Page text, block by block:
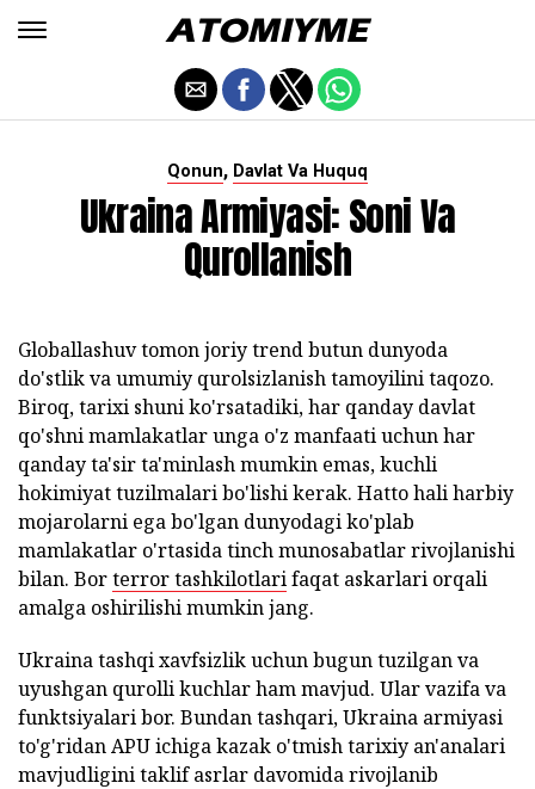
Qonun, Davlat Va Huquq
Ukraina Armiyasi: Soni Va
Qurollanish
Globallashuv tomon joriy trend butun dunyoda
do'stlik va umumiy qurolsizlanish tamoyilini taqozo.
Biroq, tarixi shuni ko'rsatadiki, har qanday davlat
qo'shni mamlakatlar unga o'z manfaati uchun har
qanday ta'sir ta'minlash mumkin emas, kuchli
hokimiyat tuzilmalari bo'lishi kerak. Hatto hali harbiy
mojarolarni ega bo'lgan dunyodagi ko'plab
mamlakatlar o'rtasida tinch munosabatlar rivojlanishi
bilan. Borterror tashkilotlarifaqat askarlari orqali
amalga oshirilishi mumkin jang.
Ukraina tashqi xavfsizlik uchun bugun tuzilgan va
uyushgan qurolli kuchlar ham mavjud. Ular vazifa va
funktsiyalari bor. Bundan tashqari, Ukraina armiyasi
to'g'ridan APU ichiga kazak o'tmish tarixiy an'analari
mavjudligini taklif asrlar davomida rivojlanib